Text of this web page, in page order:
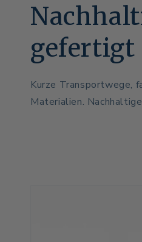
gefertigt
Kurze Transportwege,
Materialien.